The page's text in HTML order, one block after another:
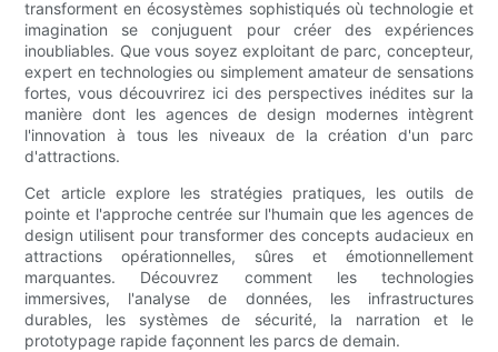
transforment en écosystèmes sophistiqués où technologie et
imagination se conjuguent pour créer des expériences
inoubliables. Que vous soyez exploitant de parc, concepteur,
expert en technologies ou simplement amateur de sensations
fortes, vous découvrirez ici des perspectives inédites sur la
manière dont les agences de design modernes intègrent
l'innovation à tous les niveaux de la création d'un parc
d'attractions.
Cet article explore les stratégies pratiques, les outils de
pointe et l'approche centrée sur l'humain que les agences de
design utilisent pour transformer des concepts audacieux en
attractions opérationnelles, sûres et émotionnellement
marquantes. Découvrez comment les technologies
immersives, l'analyse de données, les infrastructures
durables, les systèmes de sécurité, la narration et le
prototypage rapide façonnent les parcs de demain.